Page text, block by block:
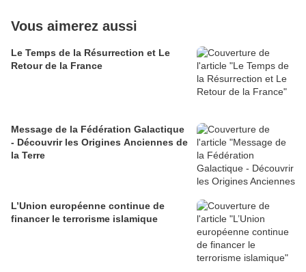
Vous aimerez aussi
Le Temps de la Résurrection et Le
Retour de la France
Message de la Fédération Galactique
- Découvrir les Origines Anciennes de
la Terre
L’Union européenne continue de
financer le terrorisme islamique